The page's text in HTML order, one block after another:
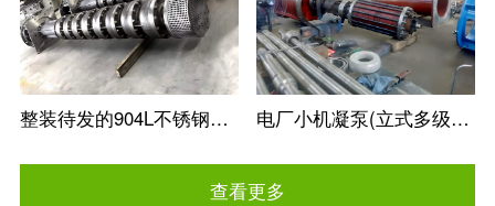
整装待发的904L不锈钢冶金矿用立式长轴泵 电厂小机凝泵(立式多级筒袋式凝结水泵)
查看更多